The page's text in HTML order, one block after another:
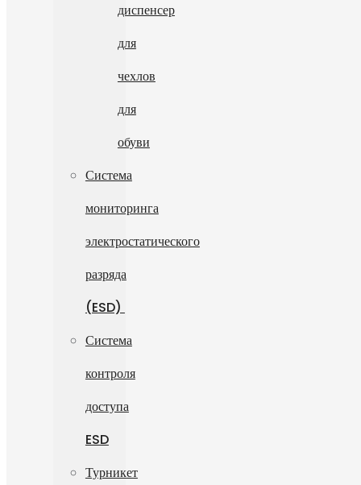
диспенсер
для
чехлов
для
обуви
Система
мониторинга
электростатического
разряда
(ESD)
Система
контроля
доступа
ESD
Турникет